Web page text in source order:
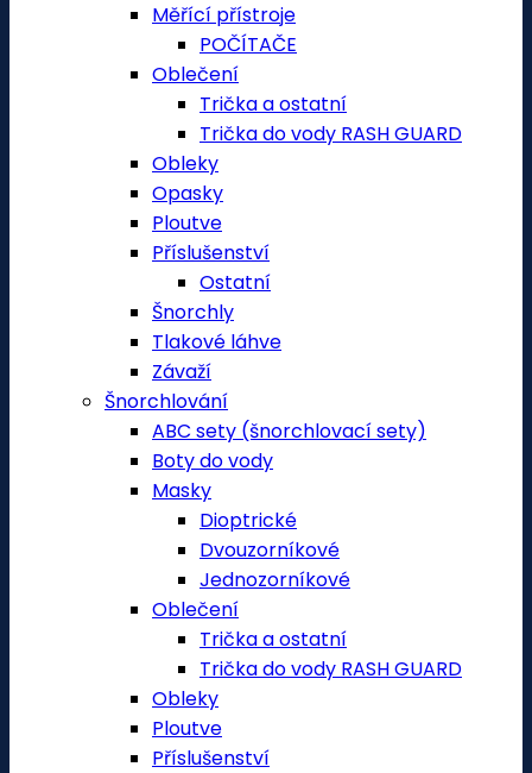
Měřící přístroje
POČÍTAČE
Oblečení
Trička a ostatní
Trička do vody RASH GUARD
Obleky
Opasky
Ploutve
Příslušenství
Ostatní
Šnorchly
Tlakové láhve
Závaží
Šnorchlování
ABC sety (šnorchlovací sety)
Boty do vody
Masky
Dioptrické
Dvouzorníkové
Jednozorníkové
Oblečení
Trička a ostatní
Trička do vody RASH GUARD
Obleky
Ploutve
Příslušenství